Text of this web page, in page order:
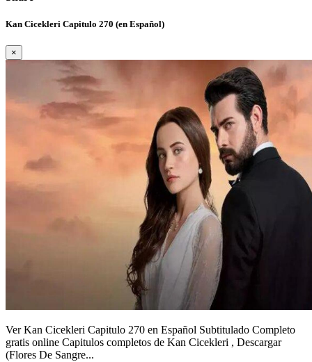
Kan Cicekleri Capitulo 270 (en Español)
×
Ver Kan Cicekleri Capitulo 270 en Español Subtitulado Completo
gratis online Capitulos completos de Kan Cicekleri , Descargar
(Flores De Sangre...